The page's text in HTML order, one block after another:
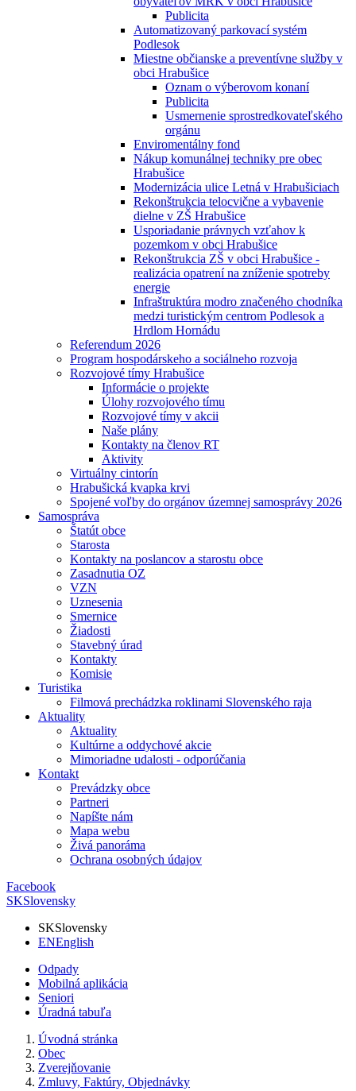
Publicita
Automatizovaný parkovací systém
Podlesok
Miestne občianske a preventívne služby v
obci Hrabušice
Oznam o výberovom konaní
Publicita
Usmernenie sprostredkovateľského
orgánu
Enviromentálny fond
Nákup komunálnej techniky pre obec
Hrabušice
Modernizácia ulice Letná v Hrabušiciach
Rekonštrukcia telocvične a vybavenie
dielne v ZŠ Hrabušice
Usporiadanie právnych vzťahov k
pozemkom v obci Hrabušice
Rekonštrukcia ZŠ v obci Hrabušice -
realizácia opatrení na zníženie spotreby
energie
Infraštruktúra modro značeného chodníka
medzi turistickým centrom Podlesok a
Hrdlom Hornádu
Referendum 2026
Program hospodárskeho a sociálneho rozvoja
Rozvojové tímy Hrabušice
Informácie o projekte
Úlohy rozvojového tímu
Rozvojové tímy v akcii
Naše plány
Kontakty na členov RT
Aktivity
Virtuálny cintorín
Hrabušická kvapka krvi
Spojené voľby do orgánov územnej samosprávy 2026
Samospráva
Štatút obce
Starosta
Kontakty na poslancov a starostu obce
Zasadnutia OZ
VZN
Uznesenia
Smernice
Žiadosti
Stavebný úrad
Kontakty
Komisie
Turistika
Filmová prechádzka roklinami Slovenského raja
Aktuality
Aktuality
Kultúrne a oddychové akcie
Mimoriadne udalosti - odporúčania
Kontakt
Prevádzky obce
Partneri
Napíšte nám
Mapa webu
Živá panoráma
Ochrana osobných údajov
Facebook
SKSlovensky
SKSlovensky
ENEnglish
Odpady
Mobilná aplikácia
Seniori
Úradná tabuľa
Úvodná stránka
Obec
Zverejňovanie
Zmluvy, Faktúry, Objednávky